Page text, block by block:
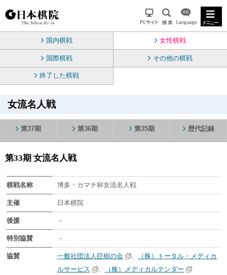
国内棋戦 女性棋戦
国際棋戦 その他の棋戦
終了した棋戦
女流名人戦
第37期 第36期 第35期 歴代記録
第33期 女流名人戦
棋戦名称 博多・カマチ杯女流名人戦
主催 日本棋院
後援 －
特別協賛 －
協賛 一般社団法人巨樹の会
（株）トータル・メディカ
ルサービス
（株）メディカルテンダー